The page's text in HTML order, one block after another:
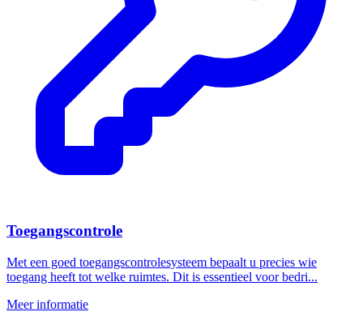
Toegangscontrole
Met een goed toegangscontrolesysteem bepaalt u precies wie
toegang heeft tot welke ruimtes. Dit is essentieel voor bedri...
Meer informatie